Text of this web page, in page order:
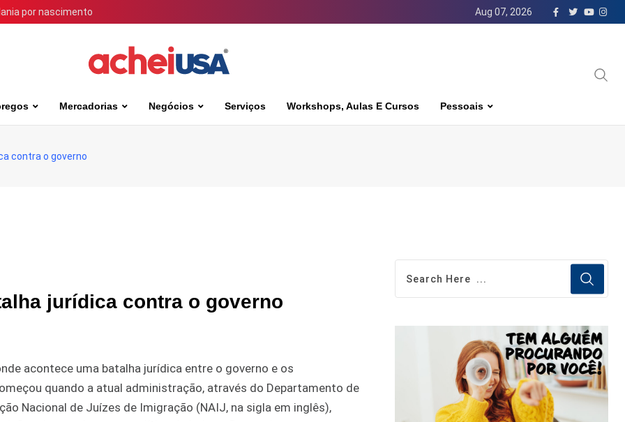
por nascimento Aug 07, 2026
Mercadorias Negócios Serviços Workshops, Aulas E Cursos Pessoais
contra o governo
jurídica contra o governo
acontece uma batalha jurídica entre o governo e os
quando a atual administração, através do Departamento de
Nacional de Juízes de Imigração (NAIJ, na sigla em inglês),